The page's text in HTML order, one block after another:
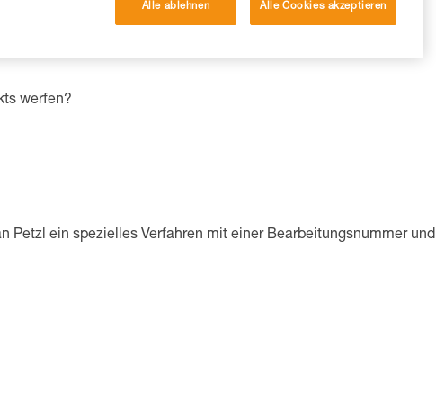
-eigenschaften Ihres Produkts zu finden?
werfen?
Petzl ein spezielles Verfahren mit einer Bearbeitungsnummer und
Alle ablehnen Alle Cookies akzeptieren